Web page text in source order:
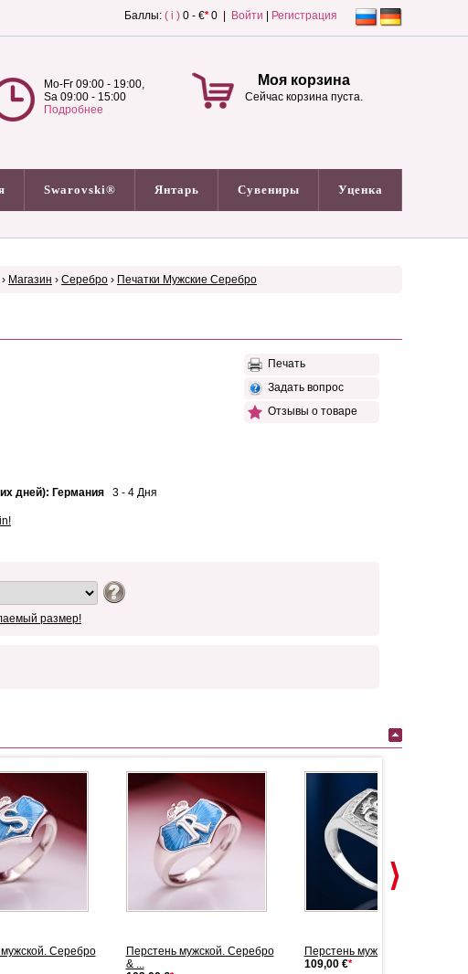
Баллы: ( i ) 0 - €*0 | Войти Регистрация
Mo-Fr 09:00 - 19:00,
Sa 09:00 - 15:00
Подробнее
Моя корзина
Сейчас корзина пуста.
Swarovski® Янтарь Сувениры Уценка
› Магазин › Серебро › Печатки Мужские Серебро
дней): Германия 3 - 4 Дня
Печать
Задать вопрос
Отзывы о товаре
размер!
Серебро
Перстень мужской. Серебро
& ...
Перстень мужской. Серебро
109,00 €*